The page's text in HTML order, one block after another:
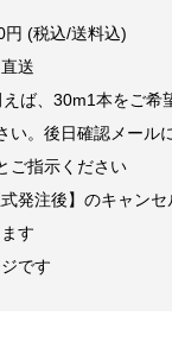
(税込/送料込)
送
ば、30m1本をご希
い。後日確認メール
ご指示ください
発注後】のキャンセ
す
です